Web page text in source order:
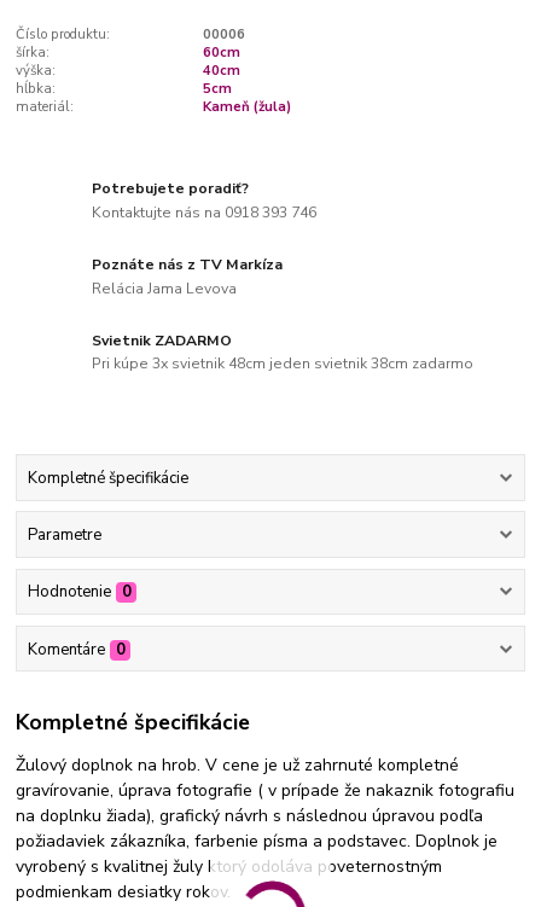
Číslo produktu:
00006
šírka:
60cm
výška:
40cm
hĺbka:
5cm
materiál:
Kameň (žula)
Potrebujete poradiť?
Kontaktujte nás na 0918 393 746
Poznáte nás z TV Markíza
Relácia Jama Levova
Svietnik ZADARMO
Pri kúpe 3x svietnik 48cm jeden svietnik 38cm zadarmo
Kompletné špecifikácie
Parametre
Hodnotenie 0
Komentáre 0
Kompletné špecifikácie
Žulový doplnok na hrob. V cene je už zahrnuté kompletné
gravírovanie, úprava fotografie ( v prípade že nakaznik fotografiu
na doplnku žiada), grafický návrh s následnou úpravou podľa
požiadaviek zákazníka, farbenie písma a podstavec. Doplnok je
vyrobený s kvalitnej žuly ktorý odoláva poveternostným
podmienkam desiatky rokov.